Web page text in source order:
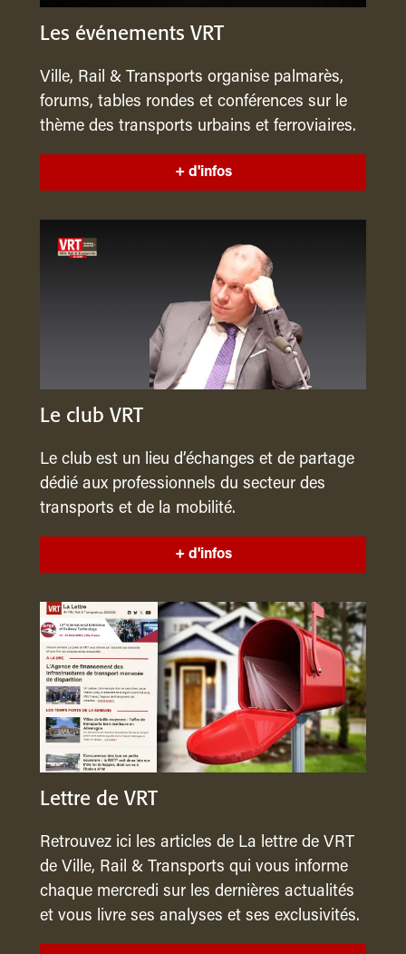
Les événements VRT
Ville, Rail & Transports organise palmarès,
forums, tables rondes et conférences sur le
thème des transports urbains et ferroviaires.
+ d'infos
Le club VRT
Le club est un lieu d’échanges et de partage
dédié aux professionnels du secteur des
transports et de la mobilité.
+ d'infos
Lettre de VRT
Retrouvez ici les articles de La lettre de VRT
de Ville, Rail & Transports qui vous informe
chaque mercredi sur les dernières actualités
et vous livre ses analyses et ses exclusivités.